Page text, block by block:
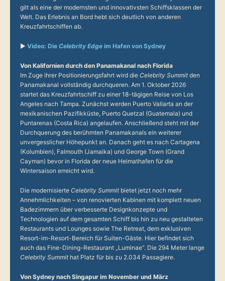
gilt als eine der modernsten und innovativsten Schiffsklassen der
Welt. Das Erlebnis an Bord hebt sich deutlich von anderen
Kreuzfahrtschiffen ab.
▶ Video: Die Celebrity Edge im Hafen von Sydney
Von Kalifornien durch den Panamakanal nach Florida
Im Zuge ihrer Positionierungsfahrt wird die Celebrity Summitden
Panamakanal vollständig durchqueren. Am 1. Oktober 2026
startet das Kreuzfahrtschiff zu einer 18-tägigen Reise von Los
Angeles nach Tampa. Zunächst werden Puerto Vallarta an der
mexikanischen Pazifikküste, Puerto Quetzal (Guatemala) und
Puntarenas (Costa Rica) angelaufen. Anschließend steht mit der
Durchquerung des berühmten Panamakanals ein weiterer
unvergesslicher Höhepunkt an. Danach geht es nach Cartagena
(Kolumbien), Falmouth (Jamaika) und George Town (Grand
Cayman) bevor in Florida der neue Heimathafen für die
Wintersaison erreicht wird.
Die modernisierte Celebrity Summitbietet jetzt noch mehr
Annehmlichkeiten – von renovierten Kabinen mit komplett neuen
Badezimmern über verbesserte Designkonzepte und
Technologien auf dem gesamten Schiff bis hin zu neu gestalteten
Restaurants und Lounges sowie The Retreat, dem exklusiven
Resort-im-Resort-Bereich für Suiten-Gäste. Hier befindet sich
auch das Fine-Dining-Restaurant „Luminae“. Die 294 Meter lange
Celebrity Summithat Platz für bis zu 2.034 Passagiere.
Von Sydney nach Singapur im November und März